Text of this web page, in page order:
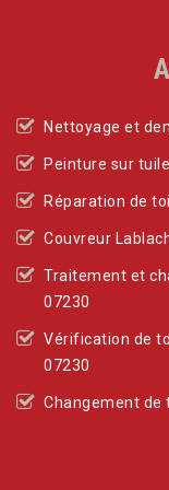
Nettoyage et
Peinture sur
Réparation de
Couvreur
Traitement et
07230
Vérification de
07230
Changement de